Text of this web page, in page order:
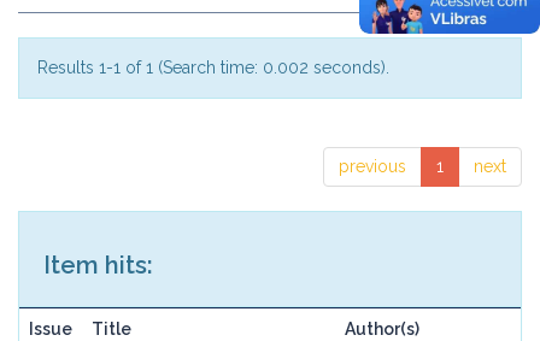
Results 1-1 of 1 (Search time: 0.002 seconds).
previous 1 next
Item hits:
Issue
Title Author(s)